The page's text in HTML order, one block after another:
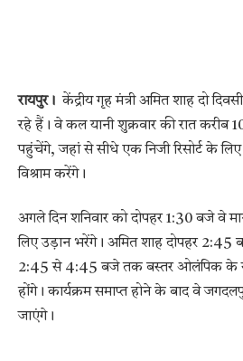
रायपुर।केंद्रीय गृह मंत्री अमित शाह दो
रहे हैं। वे कल यानी शुक्रवार की रात करीब
पहुंचेंगे, जहां से सीधे एक निजी रिसोर्ट के लिए
विश्राम करेंगे।
अगले दिन शनिवार को दोपहर 1:30 बजे वे
लिए उड़ान भरेंगे। अमित शाह दोपहर
2:45 से 4:45 बजे तक बस्तर ओलंपिक के
होंगे। कार्यक्रम समाप्त होने के बाद वे
जाएंगे।